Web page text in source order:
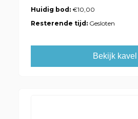
Huidig bod:€10,00
Resterende tijd: Gesloten
Bekijk kavel